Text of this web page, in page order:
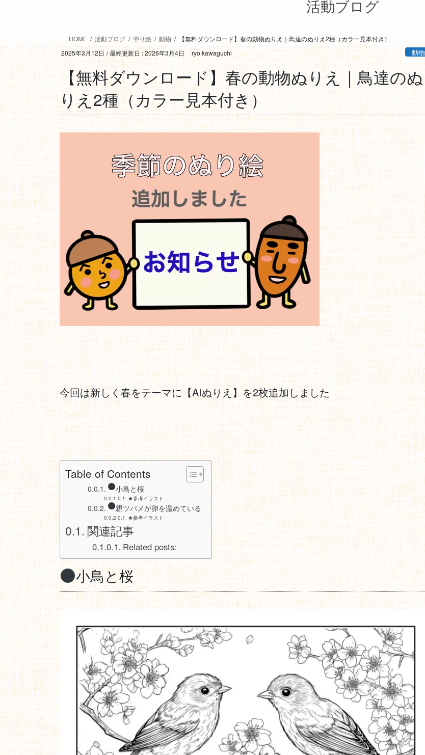
活動ブログ
HOME 活動ブログ 塗り絵 動物
【無料ダウンロード】春の動物ぬりえ｜鳥達のぬりえ2種（カラー見本付き）
2025年3月12日 / 最終更新日 :2026年3月4日 ryo kawaguchi 動物
【無料ダウンロード】春の動物ぬりえ｜鳥達のぬ
りえ2種（カラー見本付き）
今回は新しく春をテーマに【AIぬりえ】を2枚追加しました
Table of Contents
小鳥と桜
★参考イラスト
親ツバメが卵を温めている
★参考イラスト
関連記事
Related posts:
小鳥と桜